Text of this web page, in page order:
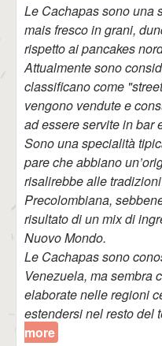
Le Cachapas sono una
mais fresco in grani,
rispetto ai pancakes
Attualmente sono
classificano come
vengono vendute e
ad essere servite in bar
Sono una specialità
pare che abbiano
risalirebbe alle
Precolombiana,
risultato di un mix di
Nuovo Mondo.
Le Cachapas sono
Venezuela, ma sembra
elaborate nelle regioni
estendersi nel resto del
more